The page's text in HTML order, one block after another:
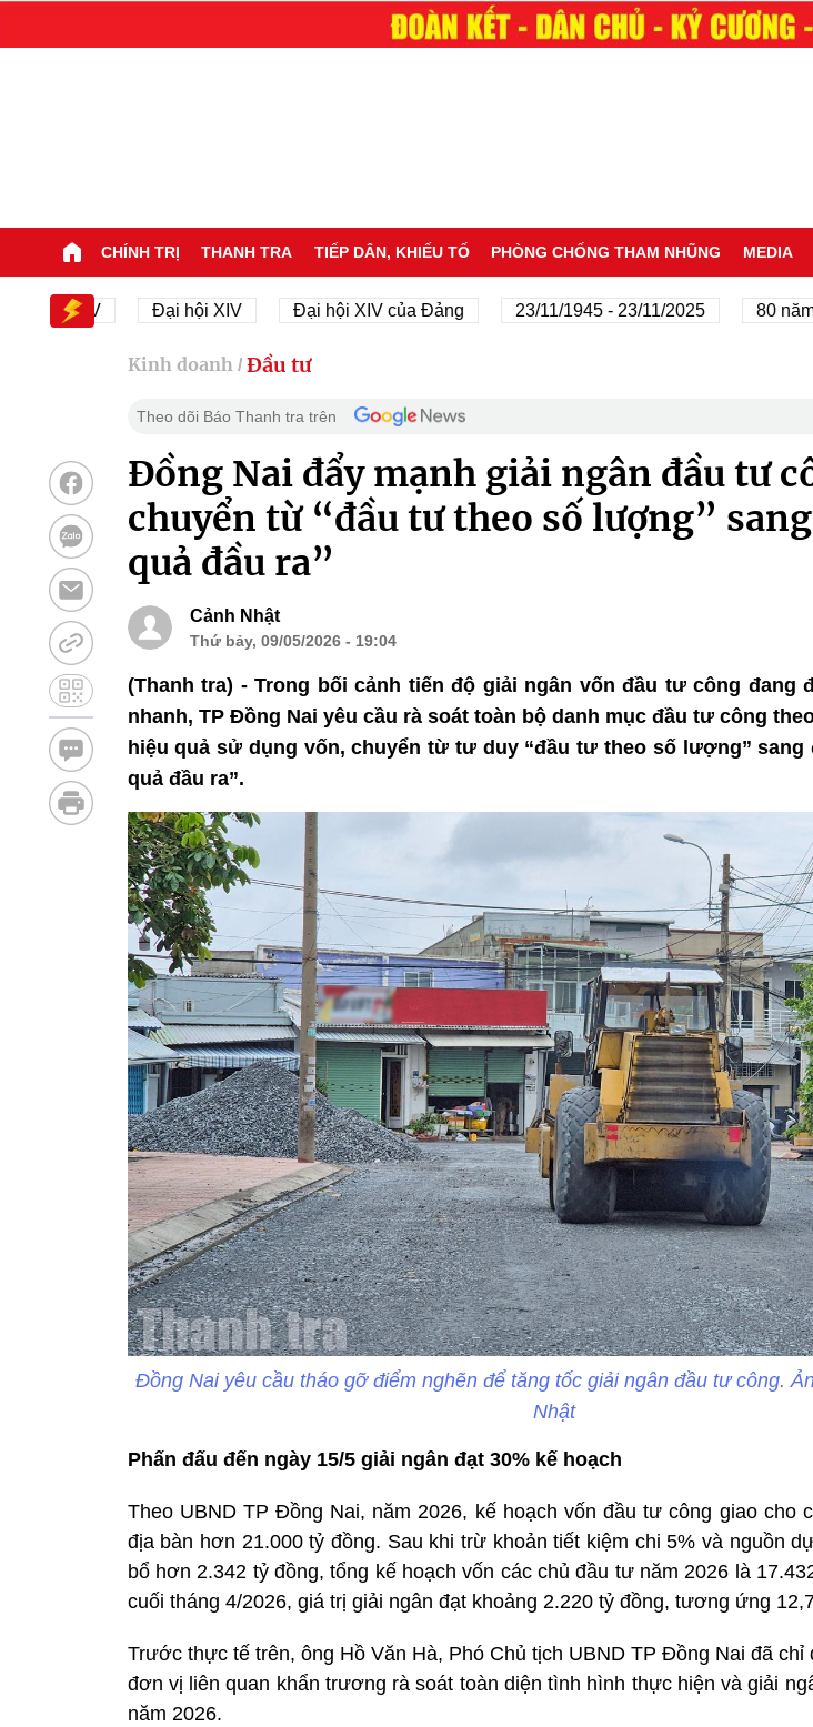
CHÍNH TRỊ THANH TRA TIẾP DÂN, KHIẾU TỐ PHÒNG CHỐNG THAM NHŨNG MEDIA
XIV Đại hội XIV Đại hội XIV của Đảng 23/11/1945 - 23/11/2025 80 năm
Kinh doanh / Đầu tư
Theo dõi Báo Thanh tra trên
Đồng Nai đẩy mạnh giải ngân đầu tư
chuyển từ “đầu tư theo số lượng”
quả đầu ra”
Cảnh Nhật
Thứ bảy, 09/05/2026 - 19:04
(Thanh tra) - Trong bối cảnh tiến độ giải ngân vốn đầu tư công đang
nhanh, TP Đồng Nai yêu cầu rà soát toàn bộ danh mục đầu tư công
hiệu quả sử dụng vốn, chuyển từ tư duy “đầu tư theo số lượng” sang
quả đầu ra”.
Đồng Nai yêu cầu tháo gỡ điểm nghẽn để tăng tốc giải ngân đầu tư công.
Nhật
Phấn đấu đến ngày 15/5 giải ngân đạt 30% kế hoạch
Theo UBND TP Đồng Nai, năm 2026, kế hoạch vốn đầu tư công giao cho
địa bàn hơn 21.000 tỷ đồng. Sau khi trừ khoản tiết kiệm chi 5% và nguồn
bổ hơn 2.342 tỷ đồng, tổng kế hoạch vốn các chủ đầu tư năm 2026 là
cuối tháng 4/2026, giá trị giải ngân đạt khoảng 2.220 tỷ đồng, tương ứng
Trước thực tế trên, ông Hồ Văn Hà, Phó Chủ tịch UBND TP Đồng Nai đã chỉ
đơn vị liên quan khẩn trương rà soát toàn diện tình hình thực hiện vàgiải
năm 2026.